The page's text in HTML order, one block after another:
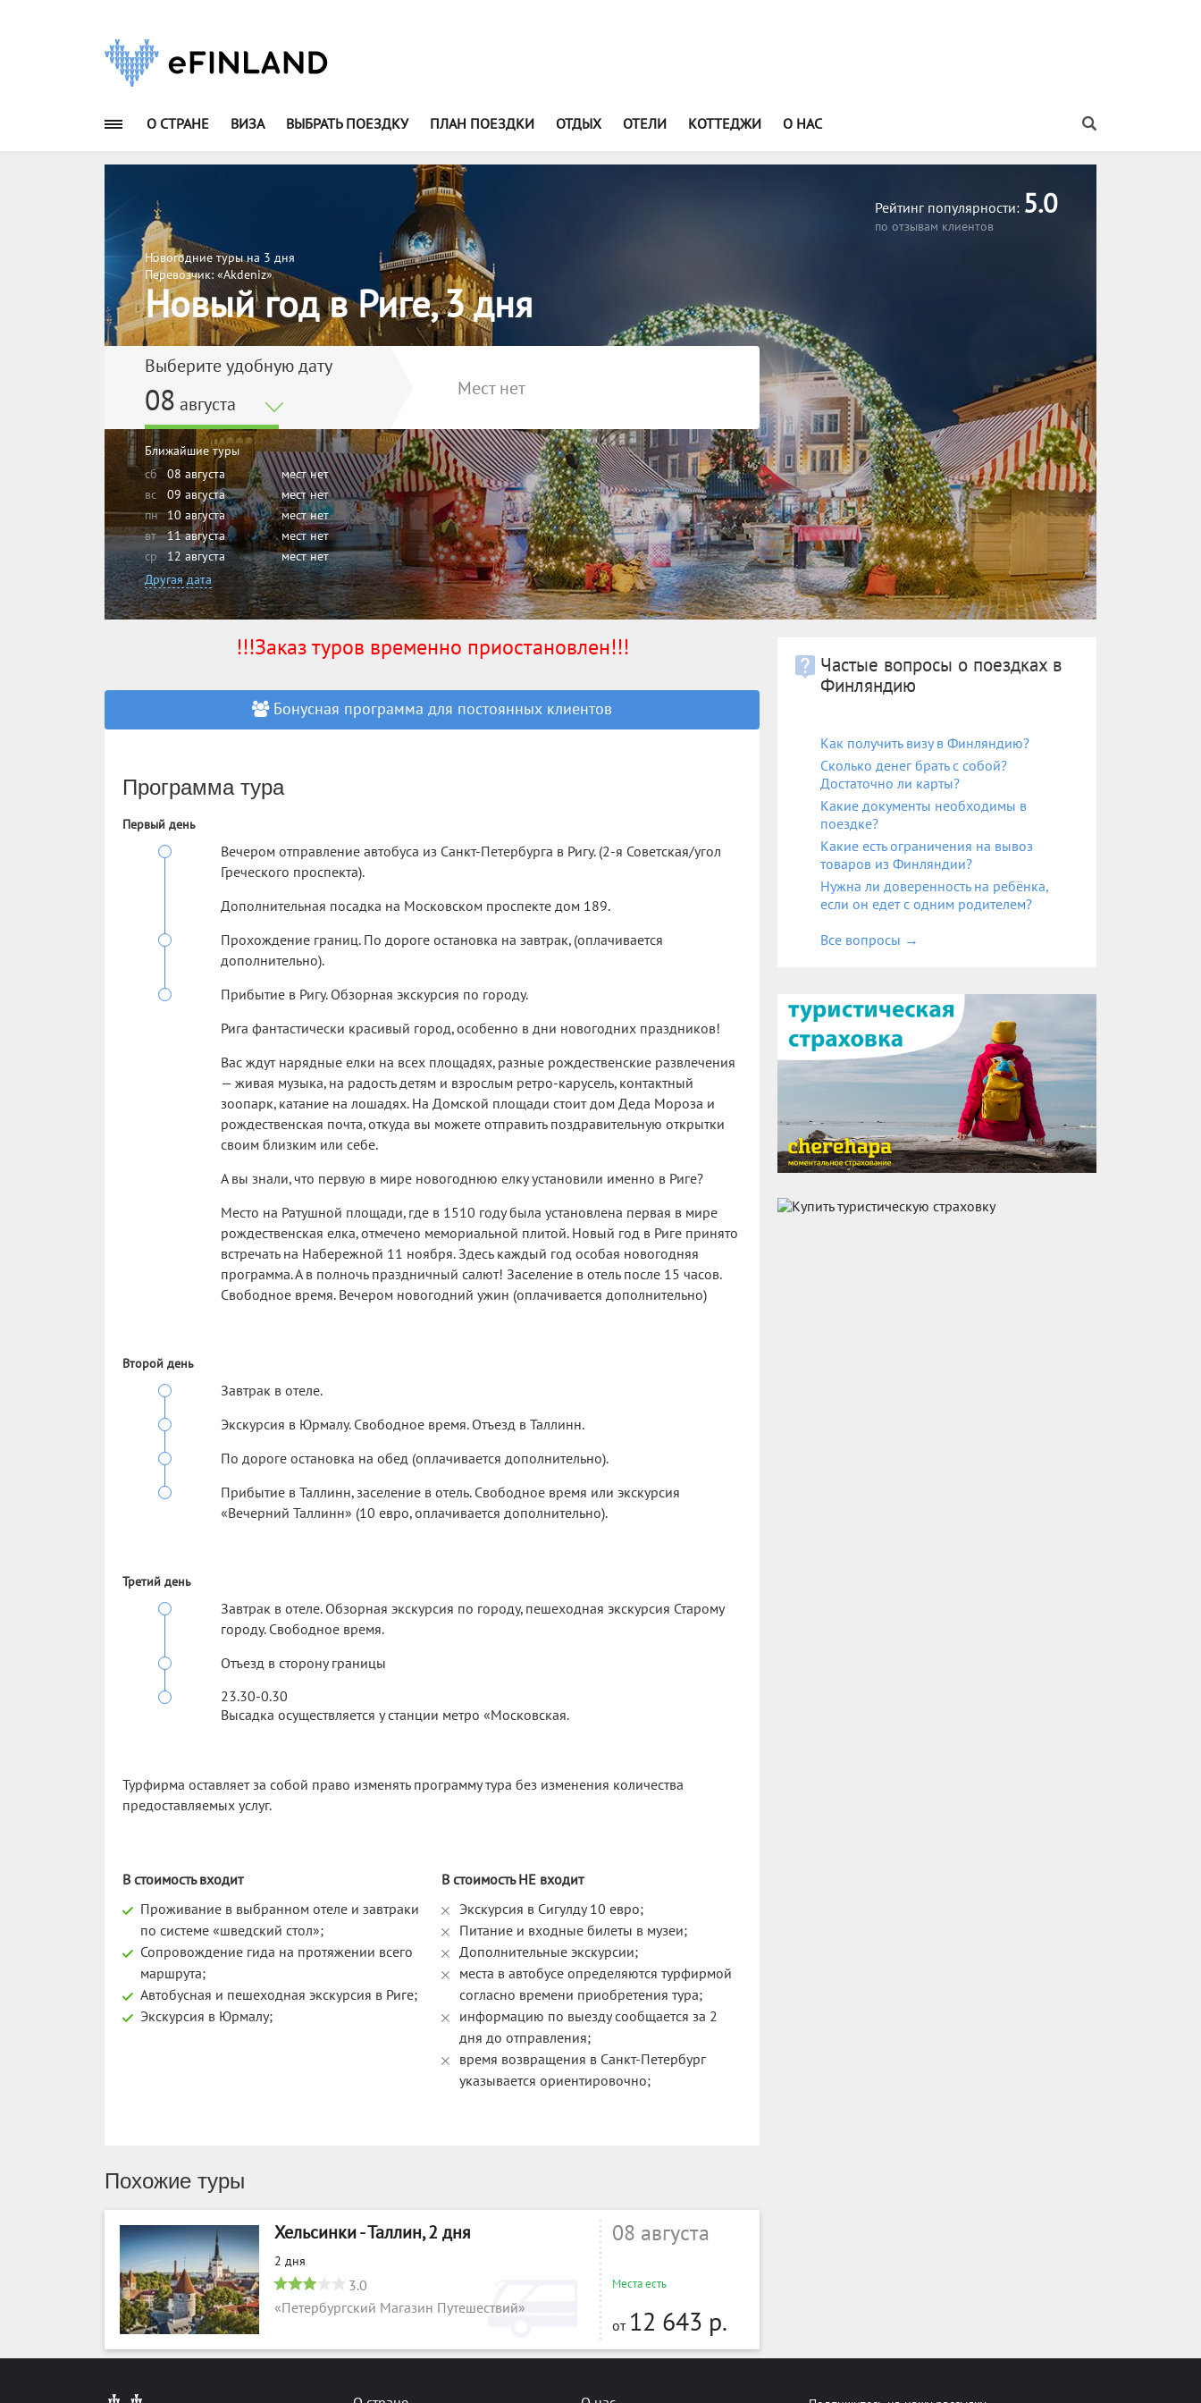
О СТРАНЕ ВИЗА ВЫБРАТЬ ПОЕЗДКУ ПЛАН ПОЕЗДКИ ОТДЫХ ОТЕЛИ КОТТЕДЖИ
О НАС
Новогодние туры на 3 дня
Перевозчик: «Akdeniz»
Новый год в Риге, 3 дня
Выберите удобную дату
08 августа
Мест нет
Ближайшие туры
сб
08 августа
мест нет
вс
09 августа
мест нет
пн 10 августа
мест нет
вт
11 августа
мест нет
ср
12 августа
мест нет
Другая дата
Рейтинг популярности: 5.0
по отзывам клиентов
!!!Заказ туров временно приостановлен!!!
Бонусная программа для постоянных клиентов
Программа тура
Первый день
Вечером отправление автобуса из Санкт-Петербурга в Ригу. (2-я Советская/угол
Греческого проспекта).
Дополнительная посадка на Московском проспекте дом 189.
Прохождение границ. По дороге остановка на завтрак, (оплачивается
дополнительно).
Прибытие в Ригу. Обзорная экскурсия по городу.
Рига фантастически красивый город, особенно в дни новогодних праздников!
Вас ждут нарядные елки на всех площадях, разные рождественские развлечения
— живая музыка, на радость детям и взрослым ретро-карусель, контактный
зоопарк, катание на лошадях. На Домской площади стоит дом Деда Мороза и
рождественская почта, откуда вы можете отправить поздравительную открытки
своим близким или себе.
А вы знали, что первую в мире новогоднюю елку установили именно в Риге?
Место на Ратушной площади, где в 1510 году была установлена первая в мире
рождественская елка, отмечено мемориальной плитой. Новый год в Риге принято
встречать на Набережной 11 ноября. Здесь каждый год особая новогодняя
программа. А в полночь праздничный салют! Заселение в отель после 15 часов.
Свободное время. Вечером новогодний ужин (оплачивается дополнительно)
Второй день
Завтрак в отеле.
Экскурсия в Юрмалу. Свободное время. Отъезд в Таллинн.
По дороге остановка на обед (оплачивается дополнительно).
Прибытие в Таллинн, заселение в отель. Свободное время или экскурсия
«Вечерний Таллинн» (10 евро, оплачивается дополнительно).
Третий день
Завтрак в отеле. Обзорная экскурсия по городу, пешеходная экскурсия Старому
городу. Свободное время.
Отъезд в сторону границы
23.30-0.30
Высадка осуществляется у станции метро «Московская.
Турфирма оставляет за собой право изменять программу тура без изменения количества
предоставляемых услуг.
В стоимость входит
Проживание в выбранном отеле и завтраки
по системе «шведский стол»;
Сопровождение гида на протяжении всего
маршрута;
Автобусная и пешеходная экскурсия в Риге;
Экскурсия в Юрмалу;
В стоимость НЕ входит
Экскурсия в Сигулду 10 евро;
Питание и входные билеты в музеи;
Дополнительные экскурсии;
места в автобусе определяются турфирмой
согласно времени приобретения тура;
информацию по выезду сообщается за 2
дня до отправления;
время возвращения в Санкт-Петербург
указывается ориентировочно;
Похожие туры
Хельсинки - Таллин, 2 дня
2 дня
3.0
«Петербургский Магазин Путешествий»
08 августа
Места есть
от 12 643 р.
Частые вопросы о поездках в
Финляндию
Как получить визу в Финляндию?
Сколько денег брать с собой?
Достаточно ли карты?
Какие документы необходимы в
поездке?
Какие есть ограничения на вывоз
товаров из Финляндии?
Нужна ли доверенность на ребёнка,
если он едет с одним родителем?
Все вопросы →